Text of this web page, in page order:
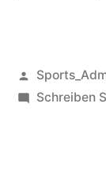
Schreiben